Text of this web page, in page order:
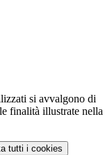
si avvalgono di
finalità illustrate nella
tutti i cookies